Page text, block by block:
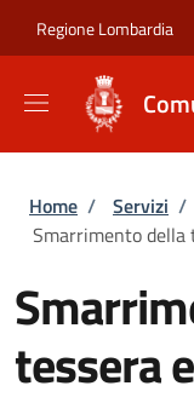
Regione Lombardia
Briciole
Home / Servizi /
Smarrimento
tessera